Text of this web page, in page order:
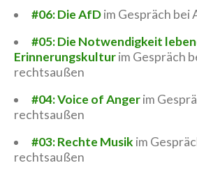
#06: Die AfDim Gespräch bei
#05: Die Notwendigkeit
Erinnerungskulturim Gespräch
rechtsaußen
#04: Voice of Angerim
rechtsaußen
#03: Rechte Musik im
rechtsaußen